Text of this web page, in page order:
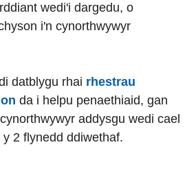
wedi'i dargedu, o
i'n cynorthwywyr
datblygu rhai rhestrau
da i helpu penaethiaid, gan
addysgu wedi cael
2 flynedd ddiwethaf.